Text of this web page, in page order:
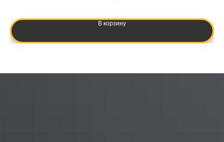
В корзину